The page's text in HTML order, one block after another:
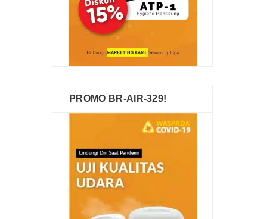
PROMO BR-AIR-329!